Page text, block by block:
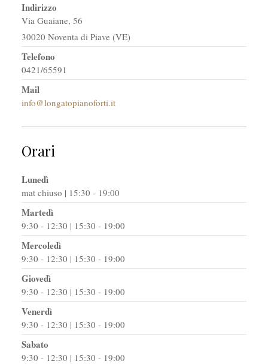
Indirizzo
Via Guaiane, 56
30020 Noventa di Piave (VE)
Telefono
0421/65591
Mail
info@longatopianoforti.it
Orari
Lunedì
mat chiuso | 15:30 - 19:00
Martedì
9:30 - 12:30 | 15:30 - 19:00
Mercoledì
9:30 - 12:30 | 15:30 - 19:00
Giovedì
9:30 - 12:30 | 15:30 - 19:00
Venerdì
9:30 - 12:30 | 15:30 - 19:00
Sabato
9:30 - 12:30 | 15:30 - 19:00